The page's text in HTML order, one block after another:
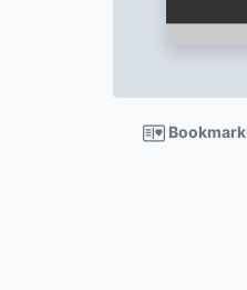
Bookmark